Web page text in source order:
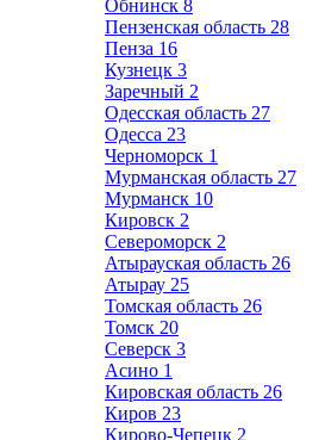
Обнинск 8
Пензенская область 28
Пенза 16
Кузнецк 3
Заречный 2
Одесская область 27
Одесса 23
Черноморск 1
Мурманская область 27
Мурманск 10
Кировск 2
Североморск 2
Атырауская область 26
Атырау 25
Томская область 26
Томск 20
Северск 3
Асино 1
Кировская область 26
Киров 23
Кирово-Чепецк 2